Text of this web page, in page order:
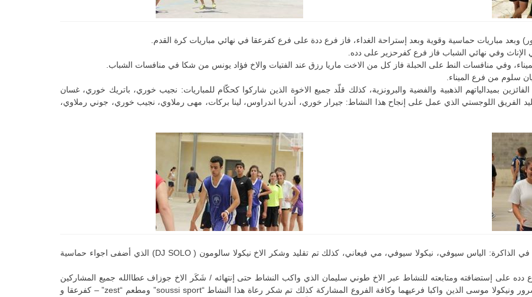
وبعد مباريات حماسية وقوية وبعد إستراحة الغداء، فاز فرع ددة على فرع كفرعقا في نهائي مباريات كرة القدم.
وفي نهائي الشباب فاز فرع كفرحزير على دده.
وفي منافسات النط على الحبلة فاز كل من الاخت ماريا رزق عند الفتيات والاخ فؤاد يونس من شكا في منافسات الشباب.
سلوم من فرع الميناء.
بميدالياتهم الذهبية والفضية والبرونزية، كذلك قلّد جميع الاخوة الذين شاركوا كحكّام للمباريات: نجيب خوري، باتريك خوري، غسان
الفريق اللوجستي الذي عمل على إنجاح هذا النشاط: جيرار خوري، أندريا اندراوس، لينا بركات، مهى رملاوي، نجيب خوري، جوني رملاوي،
كما تم تقليد الميداليات للاخوة الذين صوّروا هذا اللقاء ليبقى في الذاكرة: الياس سيوفي، نيكولا سيوفي، مي فيعاني، كذلك تم تقليد وشكر الاخ نيكولا سالومون ( DJ SOLO) الذي أضفى اجواء حماسية
دده على إستضافته ومتابعته للنشاط عبر الاخ طوني سليمان الذي واكب النشاط حتى إنتهائه / شَكَر الاخ جوزاف عطاالله جميع المشاركين
والمسؤولين على إنجاحهم هذا النشاط وخصوصاً الاخ نعيم سرور ونيكولا موسى الذين واكبا فرعيهما وكافة الفروع المشاركة كذلك تم شكر رعاة هذا النشاط “soussi sport” ومطعم “zest” – كفرعقا و